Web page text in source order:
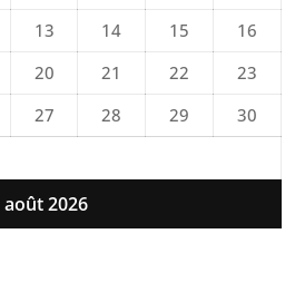
août 2026
13 14 15
16
20 21 22
23
27 28 29
30